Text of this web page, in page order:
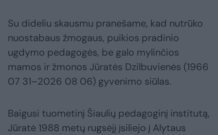
Su dideliu skausmu pranešame, kad nutrūko
nuostabaus žmogaus, puikios pradinio
ugdymo pedagogės, be galo mylinčios
mamos ir žmonos Jūratės Dzilbuvienės (1966
07 31–2026 08 06) gyvenimo siūlas.
Baigusi tuometinį Šiaulių pedagoginį institutą,
Jūratė 1988 metų rugsėjį įsiliejo į Alytaus